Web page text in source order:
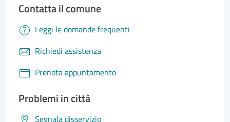
Contatta il comune
Leggi le domande frequenti
Richiedi assistenza
Prenota appuntamento
Problemi in città
Segnala disservizio